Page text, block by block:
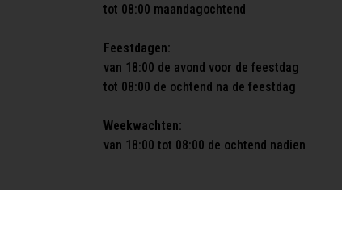
tot 08:00 maandagochtend
Feestdagen:
van 18:00 de avond voor de feestdag
tot 08:00 de ochtend na de feestdag
Weekwachten:
van 18:00 tot 08:00 de ochtend nadien